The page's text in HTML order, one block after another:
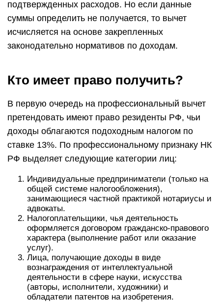
подтвержденных расходов. Но если данные
суммы определить не получается, то вычет
исчисляется на основе закрепленных
законодательно нормативов по доходам.
Кто имеет право получить?
В первую очередь на профессиональный вычет
претендовать имеют право резиденты РФ, чьи
доходы облагаются подоходным налогом по
ставке 13%. По профессиональному признаку НК
РФ выделяет следующие категории лиц:
Индивидуальные предприниматели (только на
общей системе налогообложения),
занимающиеся частной практикой нотариусы и
адвокаты.
Налогоплательщики, чья деятельность
оформляется договором гражданско-правового
характера (выполнение работ или оказание
услуг).
Лица, получающие доходы в виде
вознаграждения от интеллектуальной
деятельности в сфере науки, искусства
(авторы, исполнители, художники) и
обладатели патентов на изобретения.